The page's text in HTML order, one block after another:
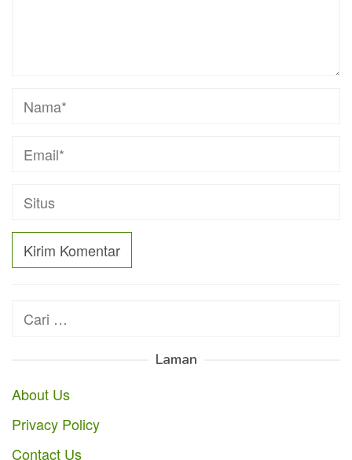
Cari
Laman
About Us
Privacy Policy
Contact Us